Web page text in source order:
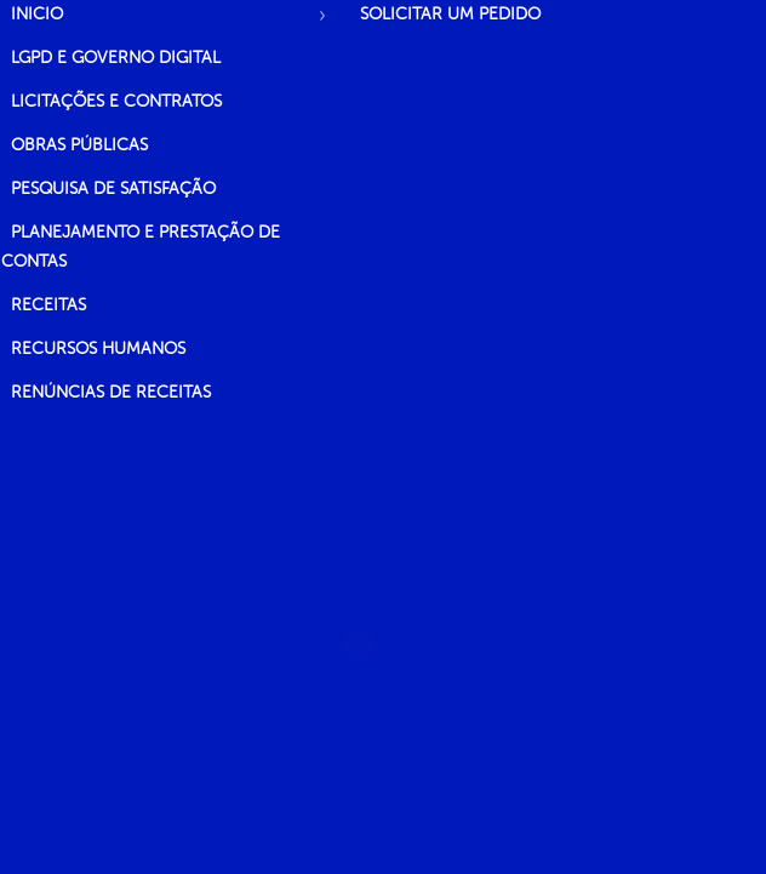
INICIO
LGPD E GOVERNO DIGITAL
LICITAÇÕES E CONTRATOS
OBRAS PÚBLICAS
PESQUISA DE SATISFAÇÃO
PLANEJAMENTO E PRESTAÇÃO DE
CONTAS
RECEITAS
RECURSOS HUMANOS
RENÚNCIAS DE RECEITAS
SOLICITAR UM PEDIDO